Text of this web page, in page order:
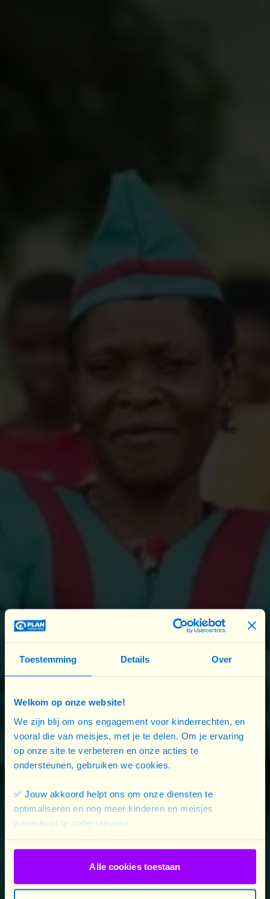
Toestemming Details Over
Welkom op onze website!
We zijn blij om ons engagement voor kinderrechten, en
vooral die van meisjes, met je te delen. Om je ervaring
op onze site te verbeteren en onze acties te
ondersteunen, gebruiken we cookies.
✅ Jouw akkoord helpt ons om onze diensten te
optimaliseren en nog meer kinderen en meisjes
wereldwijd te ondersteunen.
Alle cookies toestaan
Elke drie seconden wordt ergens ter wereld een
meisje gedwongen te trouwen. Dit heeft ernstige
gevolgen voor haar gezondheid, leerkansen en
vergroten het risico op schooluitval, vroegtijdige
zwangerschappen en blootstelling aan huiselijk
beperkt.
Kindhuwelijken hebben complexe oorzaken. Om ze
tegen geweld, onderwijs en bevordering van
seksuele en reproductieve rechten worden
geïntegreerd. Dit doen we ook in humanitaire
contexten.
Wij nemen actie om een ​​einde te maken aan
kindhuwelijken en om tienermeisjes in staat te
stellen hun potentieel te verwezenlijken, hun
De infofiches “Essentiële Aspecten van